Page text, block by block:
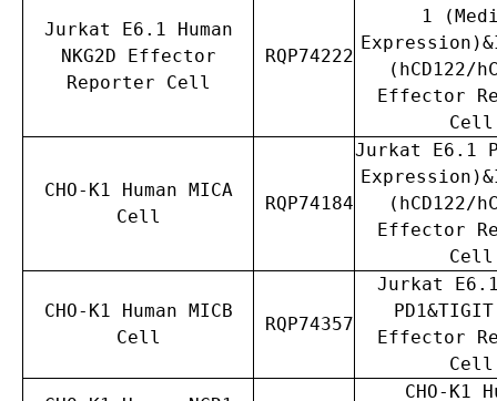
Jurkat E6.1 Human
NKG2D Effector
Reporter Cell
RQP74222
1
(hCD122/
Effector
Cell
CHO-K1 Human MICA
Cell
RQP74184
Jurkat E6.1
(hCD122/
Effector
Cell
CHO-K1 Human MICB
Cell
RQP74357
Jurkat E6.1
Effector
Cell
CHO-K1